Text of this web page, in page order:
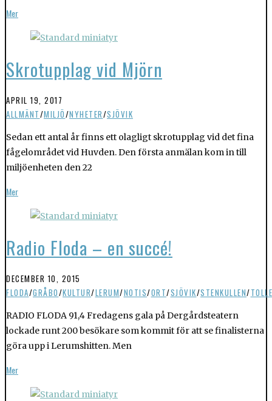
Mer
Skrotupplag vid Mjörn
APRIL 19, 2017
ALLMÄNT/MILJÖ/NYHETER/SJÖVIK
Sedan ett antal år finns ett olagligt skrotupplag vid det fina
fågelområdet vid Huvden. Den första anmälan kom in till
miljöenheten den 22
Mer
Radio Floda – en succé!
DECEMBER 10, 2015
FLODA/GRÅBO/KULTUR/LERUM/NOTIS/ORT/SJÖVIK/STENKULLEN/
RADIO FLODA 91,4 Fredagens gala på Dergårdsteatern
lockade runt 200 besökare som kommit för att se finalisterna
göra upp i Lerumshitten. Men
Mer